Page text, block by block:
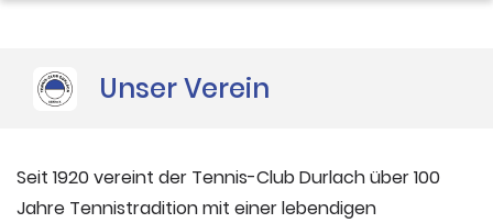
Unser Verein
Seit 1920 vereint der Tennis-Club Durlach über 100
Jahre Tennistradition mit einer lebendigen